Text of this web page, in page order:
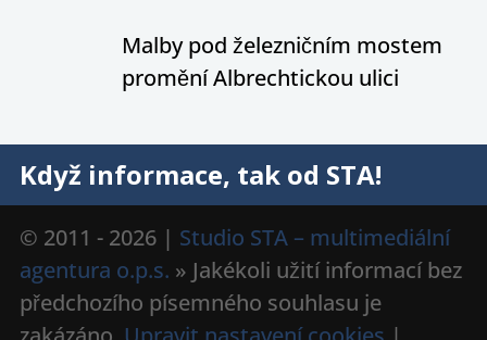
Malby pod železničním mostem
promění Albrechtickou ulici
Když informace, tak od STA!
© 2011 - 2026 | Studio STA – multimediální
agentura o.p.s. » Jakékoli užití informací bez
předchozího písemného souhlasu je